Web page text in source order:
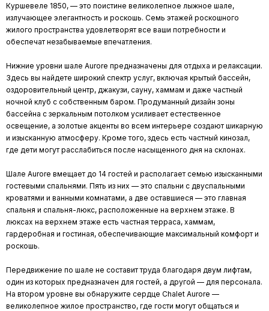
Куршевеле 1850, — это поистине великолепное лыжное шале,
излучающее элегантность и роскошь. Семь этажей роскошного
жилого пространства удовлетворят все ваши потребности и
обеспечат незабываемые впечатления.
Нижние уровни шале Aurore предназначены для отдыха и релаксации.
Здесь вы найдете широкий спектр услуг, включая крытый бассейн,
оздоровительный центр, джакузи, сауну, хаммам и даже частный
ночной клуб с собственным баром. Продуманный дизайн зоны
бассейна с зеркальным потолком усиливает естественное
освещение, а золотые акценты во всем интерьере создают шикарную
и изысканную атмосферу. Кроме того, здесь есть частный кинозал,
где дети могут расслабиться после насыщенного дня на склонах.
Шале Aurore вмещает до 14 гостей и располагает семью изысканными
гостевыми спальнями. Пять из них — это спальни с двуспальными
кроватями и ванными комнатами, а две оставшиеся — это главная
спальня и спальня-люкс, расположенные на верхнем этаже. В
люксах на верхнем этаже есть частная терраса, хаммам,
гардеробная и гостиная, обеспечивающие максимальный комфорт и
роскошь.
Передвижение по шале не составит труда благодаря двум лифтам,
один из которых предназначен для гостей, а другой — для персонала.
На втором уровне вы обнаружите сердце Chalet Aurore —
великолепное жилое пространство, где гости могут общаться и